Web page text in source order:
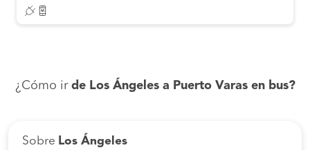
¿Cómo ir de Los Ángeles a Puerto Varas en bus?
Sobre Los Ángeles